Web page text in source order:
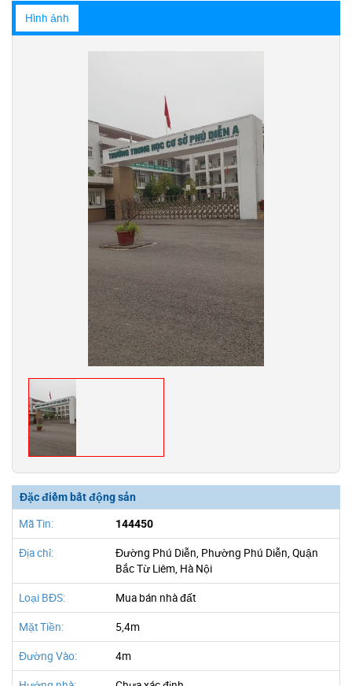
Hình ảnh
Đặc điểm bất động sản
Mã Tin: 144450
Địa chỉ:
Đường Phú Diễn, Phường Phú Diễn, Quận
Bắc Từ Liêm, Hà Nội
Loại BĐS: Mua bán nhà đất
Mặt Tiền: 5,4m
Đường Vào: 4m